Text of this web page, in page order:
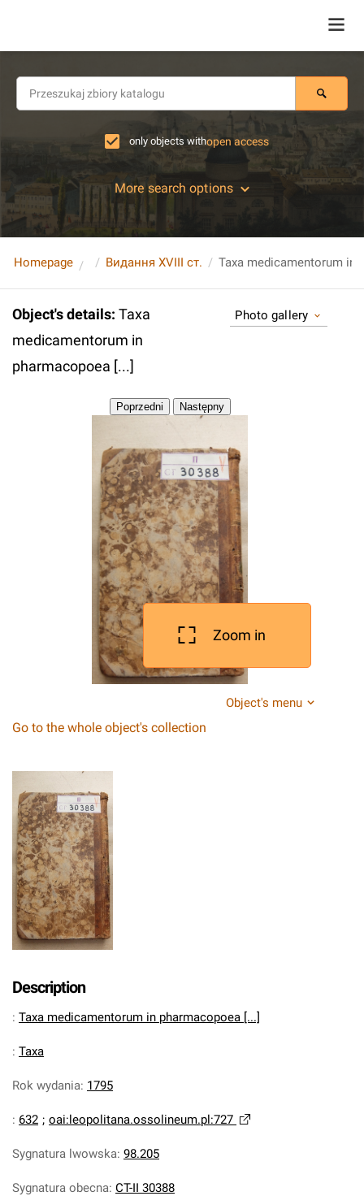
only objects withopen access
More search options
Homepage Видання XVIII ст. Taxa medicamentorum in
Object's details: Taxa
medicamentorum in
pharmacopoea [...]
Photo gallery
Zoom in
Object's menu
Go to the whole object's collection
Description
: Taxa medicamentorum in pharmacopoea [...]
: Taxa
Rok wydania: 1795
: 632 ; oai:leopolitana.ossolineum.pl:727
Sygnatura lwowska: 98.205
Sygnatura obecna: CT-II 30388